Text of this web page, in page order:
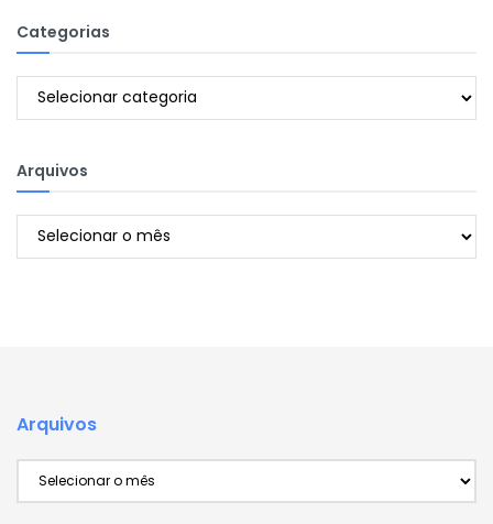
Categorias
Categorias
Arquivos
Arquivos
Arquivos